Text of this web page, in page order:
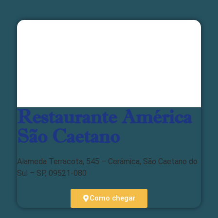
Restaurante América
São Caetano
Alameda Terracota, 545 – Cerâmica, São Caetano do
Sul – SP, 09521-080
Como chegar